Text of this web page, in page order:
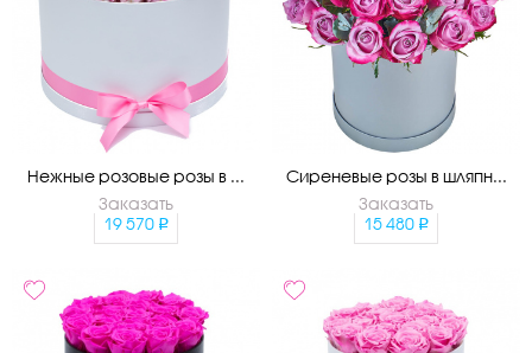
Нежные розовые розы в ...
Заказать
19 570
Сиреневые розы в шляпн...
Заказать
15 480